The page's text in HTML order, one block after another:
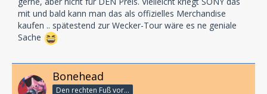
mit und bald kann man das als offizielles Merchandise
kaufen .. spätestend zur Wecker-Tour wäre es ne geniale
Sache
Bonehead
Den rechten Fuß vor...